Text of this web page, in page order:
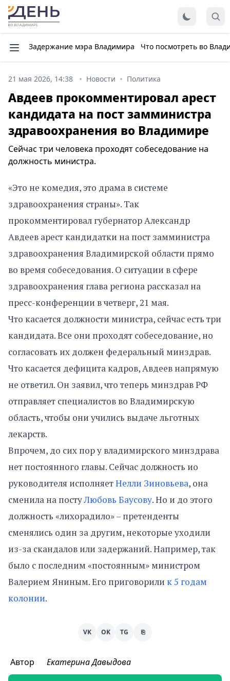
Задержание мэра Владимира Что посмотреть во
21 мая 2026, 14:38 Новости Политика
Авдеев прокомментировал арест
кандидата на пост замминистра
здравоохранения во Владимире
Сейчас три человека проходят собеседование на
должность министра.
«Это не комедия, это драма в системе
здравоохранения страны». Так
прокомментировал губернатор Александр
Авдеев арест кандидатки на пост замминистра
здравоохранения Владимирской области прямо
во время собеседования. О ситуации в сфере
здравоохранения глава региона рассказал на
пресс-конференции в четверг, 21 мая.
Что касается должности министра, сейчас есть три
кандидата. Все они проходят собеседование, но
согласовать их должен федеральный минздрав.
Что касается дефицита кадров, Авдеев напрямую
не ответил. Он заявил, что теперь минздрав РФ
отправляет специалистов во Владимирскую
область, чтобы они учились выдаче льготных
лекарств.
Впрочем, до сих пор у владимирского минздрава
нет постоянного главы. Сейчас должность ио
руководителя исполняетНелли Зиновьева, она
сменила на постуЛюбовь Баусову. Но и до этого
должность «лихорадило» – претенденты
сменялись один за другим, некоторые уходили
из-за скандалов или задержаний. Например, так
было с последним «постоянным» министром
Валерием Яниным. Его приговорили к 5 годам
колонии.
VK OK TG ⎘
Автор Екатерина Давыдова